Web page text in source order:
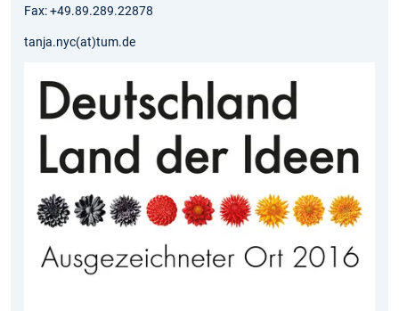
Fax: +49.89.289.22878
tanja.nyc(at)tum.de